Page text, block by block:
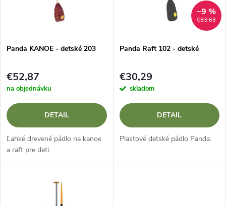
e
p
r
o
d
s
p
r
o
d
u
Panda KANOE - detské 203
€52,87
na objednávku
DETAIL
Ľahké drevené pádlo na kanoe
a raft pre deti.
€33,63
–9 %
Panda Raft 102 - detské
€30,29
skladom
DETAIL
Plastové detské pádlo Panda.